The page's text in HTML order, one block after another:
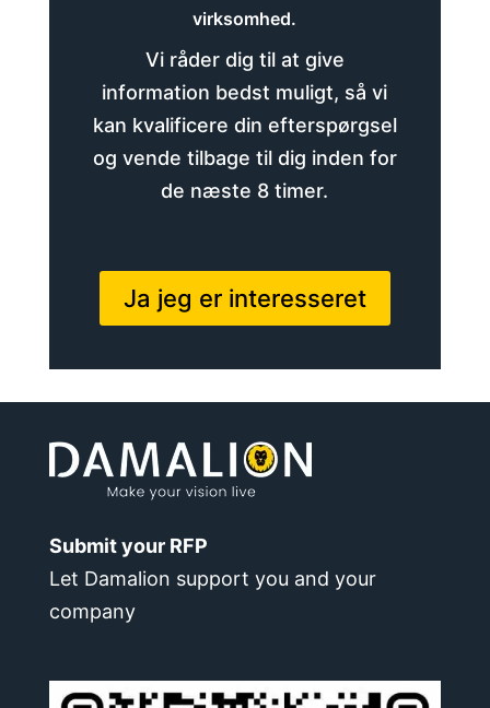
virksomhed.
Vi råder dig til at give
information bedst muligt, så vi
kan kvalificere din efterspørgsel
og vende tilbage til dig inden for
de næste 8 timer.
Ja jeg er interesseret
Submit your RFP
Let Damalion support you and your
company